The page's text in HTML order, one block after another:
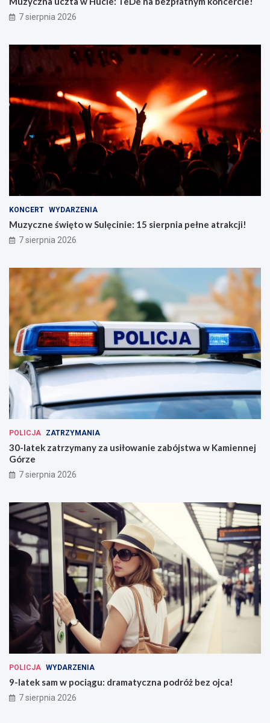
7 sierpnia 2026
KONCERT WYDARZENIA
Muzyczne święto w Sulęcinie: 15 sierpnia pełne atrakcji!
7 sierpnia 2026
POLICJA ZATRZYMANIA
30-latek zatrzymany za usiłowanie zabójstwa w Kamiennej
Górze
7 sierpnia 2026
POLICJA WYDARZENIA
9-latek sam w pociągu: dramatyczna podróż bez ojca!
7 sierpnia 2026